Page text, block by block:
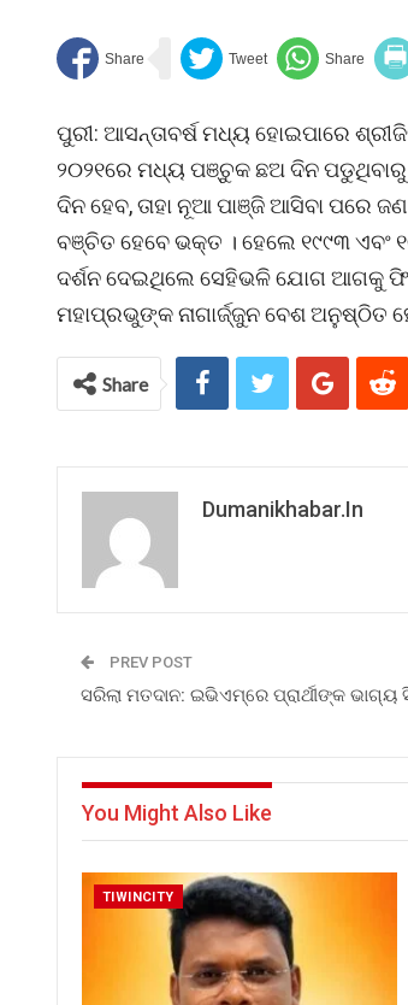
ପୁରୀ: ଆସନ୍ତାବର୍ଷ ମଧ୍ୟ ହୋଇପାରେ
୨୦୨୧ରେ ମଧ୍ୟ ପଞ୍ଚୁକ ଛଅ ଦିନ ପଡୁଥିବାରୁ
ଦିନ ହେବ, ତାହା ନୂଆ ପାଞ୍ଜି ଆସିବା ପରେ
ବଞ୍ଚିତ ହେବେ ଭକ୍ତ । ହେଲେ ୧୯୯୩ ଏବଂ
ଦର୍ଶନ ଦେଇଥିଲେ ସେହିଭଳି ଯୋଗ ଆଗକୁ
ମହାପ୍ରଭୁଙ୍କ ନାଗାର୍ଜ୍ଜୁନ ବେଶ ଅନୁଷ୍ଠିତ
Share
Dumanikhabar.in
PREV POST
ସରିଲା ମତଦାନ: ଇଭିଏମ୍ରେ ପ୍ରାର୍ଥୀଙ୍କ ଭାଗ୍ୟ
You Might Also Like
TIWINCITY